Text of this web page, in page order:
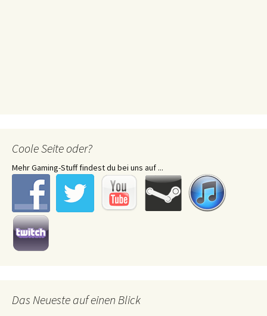
Coole Seite oder?
Mehr Gaming-Stuff findest du bei uns auf ...
Das Neueste auf einen Blick